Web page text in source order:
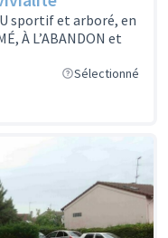
sportif et arboré, en
À L’ABANDON et
Sélectionné